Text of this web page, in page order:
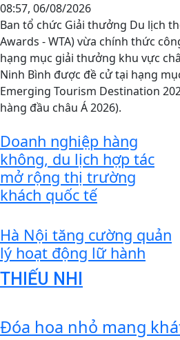
08:57, 06/08/2026
Ban tổ chức Giải thưởng Du lịch
Awards - WTA) vừa chính thức
hạng mục giải thưởng khu vực
Ninh Bình được đề cử tại hạng
Emerging Tourism Destination
hàng đầu châu Á 2026).
Doanh nghiệp hàng
không, du lịch hợp tác
mở rộng thị trường
khách quốc tế
Hà Nội tăng cường quản
lý hoạt động lữ hành
THIẾU NHI
Đóa hoa nhỏ mang